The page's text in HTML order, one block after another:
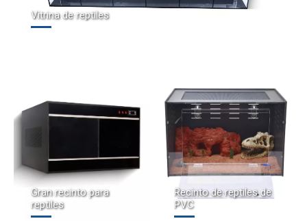
Vitrina de reptiles
Gran recinto para
reptiles
Recinto de reptiles de
PVC